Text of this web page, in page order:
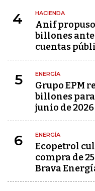
4 HACIENDA
Anif propuso
billones
cuentas
5 ENERGÍA
Grupo EPM
billones
junio de 2026
6 ENERGÍA
Ecopetrol
compra de
Brava